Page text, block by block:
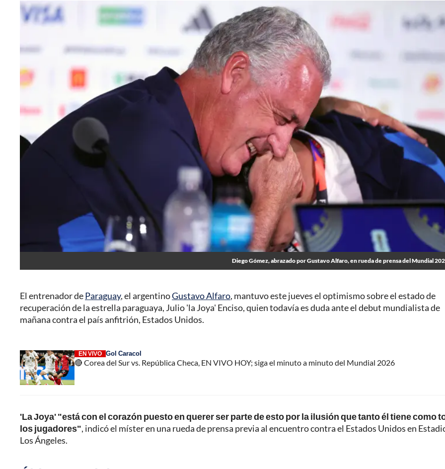
Diego Gómez, abrazado por Gustavo Alfaro, en rueda de prensa del Mundial
El entrenador deParaguay, el argentinoGustavo Alfaro, mantuvo este jueves el optimismo sobre el estado de
recuperación de la estrella paraguaya, Julio 'la Joya' Enciso, quien todavía es duda ante el debut mundialista de
mañana contra el país anfitrión, Estados Unidos.
EN VIVO Gol Caracol
🔴 Corea del Sur vs. República Checa, EN VIVO HOY; siga el minuto a minuto del Mundial 2026
'La Joya' "está con el corazón puesto en querer ser parte de esto por la ilusión que tanto él tiene como
los jugadores", indicó el míster en una rueda de prensa previa al encuentro contra el Estados Unidos en
Los Ángeles.